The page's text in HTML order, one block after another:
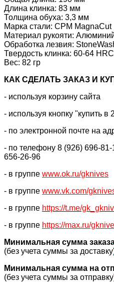
Длина клинка: 83 мм
Толщина обуха: 3,3 мм
Марка стали: CPM MagnaCut
Материал рукояти:
Обработка лезвия:
Твердость клинка: 60-64 HRC
Вес: 82 гр
КАК CДЕЛАТЬ ЗАКАЗ И
- используя корзину сайта
- используя кнопку "купить в
- по электронной почте на
- по телефону 8 (926) 696-
656-26-96
- в группе www.ok.ru/gknives
- в группе www.vk.com/
- в группе https://t.me/
- в группе https://max.ru/
Минимальная сумма
(без учета суммы за
Минимальная сумма на
(без учета суммы за